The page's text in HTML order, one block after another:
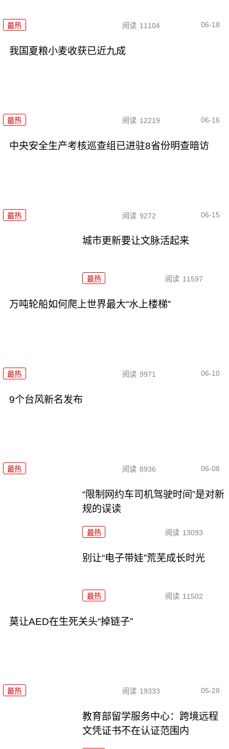
最热 阅读 11104 06-18
我国夏粮小麦收获已近九成
最热 阅读 12219 06-16
中央安全生产考核巡查组已进驻8省份明查暗访
最热 阅读 9272 06-15
城市更新要让文脉活起来
最热 阅读 11597
万吨轮船如何爬上世界最大“水上楼梯”
最热 阅读 9971 06-10
9个台风新名发布
最热 阅读 8936 06-08
“限制网约车司机驾驶时间”是对新
规的误读
最热 阅读 13093
别让“电子带娃”荒芜成长时光
最热 阅读 11502
莫让AED在生死关头“掉链子”
最热 阅读 19333 05-28
教育部留学服务中心：跨境远程
文凭证书不在认证范围内